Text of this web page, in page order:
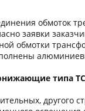
обмоток
заявки
обмотки
типа
другого